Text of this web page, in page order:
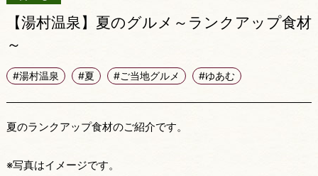
【湯村温泉】夏のグルメ～ランクアップ食材
～
#湯村温泉 #夏 #ご当地グルメ #ゆあむ
夏のランクアップ食材のご紹介です。
※写真はイメージです。